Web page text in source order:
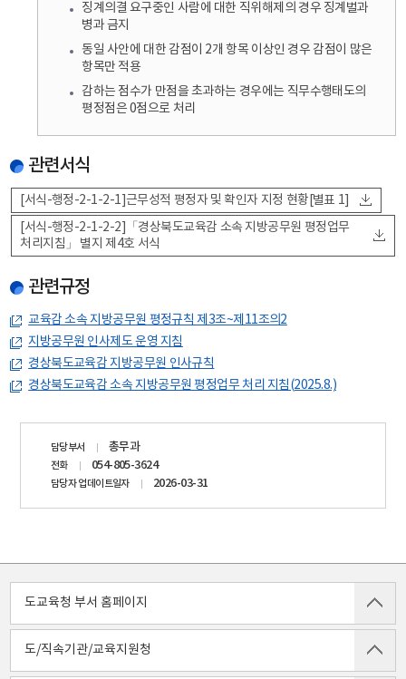
징계의결 요구중인 사람에 대한 직위해제의 경우 징계벌과
병과 금지
동일 사안에 대한 감점이 2개 항목 이상인 경우 감점이 많은
항목만 적용
감하는 점수가 만점을 초과하는 경우에는 직무수행태도의
평정점은 0점으로 처리
관련서식
[서식-행정-2-1-2-1]근무성적 평정자 및 확인자 지정 현황[별표 1]
[서식-행정-2-1-2-2]「경상북도교육감 소속 지방공무원 평정업무
처리지침」 별지 제4호 서식
관련규정
교육감 소속 지방공무원 평정규칙 제3조~제11조의2
지방공무원 인사제도 운영 지침
경상북도교육감 지방공무원 인사규칙
경상북도교육감 소속 지방공무원 평정업무 처리 지침(2025.8.)
담당부서 총무과
전화 054-805-3624
담당자 업데이트일자 2026-03-31
도교육청 부서 홈페이지
도/직속기관/교육지원청